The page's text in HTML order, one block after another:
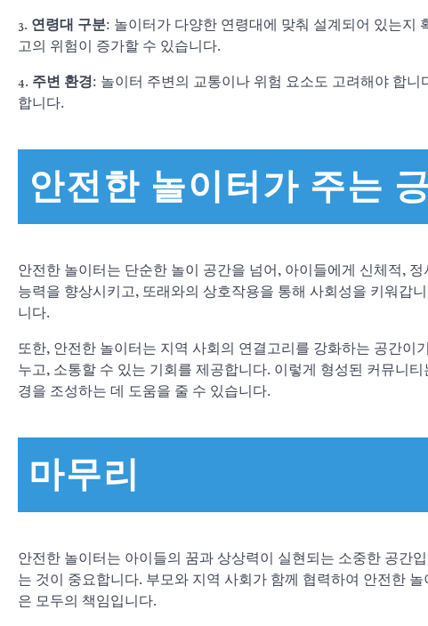
3. 연령대 구분: 놀이터가 다양한 연령대에 맞춰 설계되어 있는지
고의 위험이 증가할 수 있습니다.
4. 주변 환경: 놀이터 주변의 교통이나 위험 요소도 고려해야 합
합니다.
안전한 놀이터가 주는
안전한 놀이터는 단순한 놀이 공간을 넘어, 아이들에게 신체적,
능력을 향상시키고, 또래와의 상호작용을 통해 사회성을 키워갑
니다.
또한, 안전한 놀이터는 지역 사회의 연결고리를 강화하는 공간
누고, 소통할 수 있는 기회를 제공합니다. 이렇게 형성된 커뮤니
경을 조성하는 데 도움을 줄 수 있습니다.
마무리
안전한 놀이터는 아이들의 꿈과 상상력이 실현되는 소중한 공간
는 것이 중요합니다. 부모와 지역 사회가 함께 협력하여 안전한
은 모두의 책임입니다.